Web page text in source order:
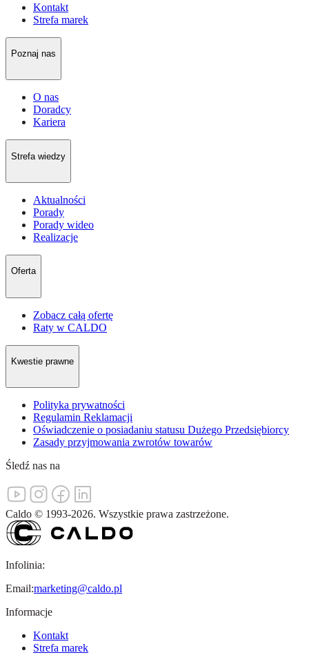
Kontakt
Strefa marek
Poznaj nas
O nas
Doradcy
Kariera
Strefa wiedzy
Aktualności
Porady
Porady wideo
Realizacje
Oferta
Zobacz całą ofertę
Raty w CALDO
Kwestie prawne
Polityka prywatności
Regulamin Reklamacji
Oświadczenie o posiadaniu statusu Dużego Przedsiębiorcy
Zasady przyjmowania zwrotów towarów
Śledź nas na
Caldo © 1993-2026. Wszystkie prawa zastrzeżone.
Infolinia:
Email:marketing@caldo.pl
Informacje
Kontakt
Strefa marek